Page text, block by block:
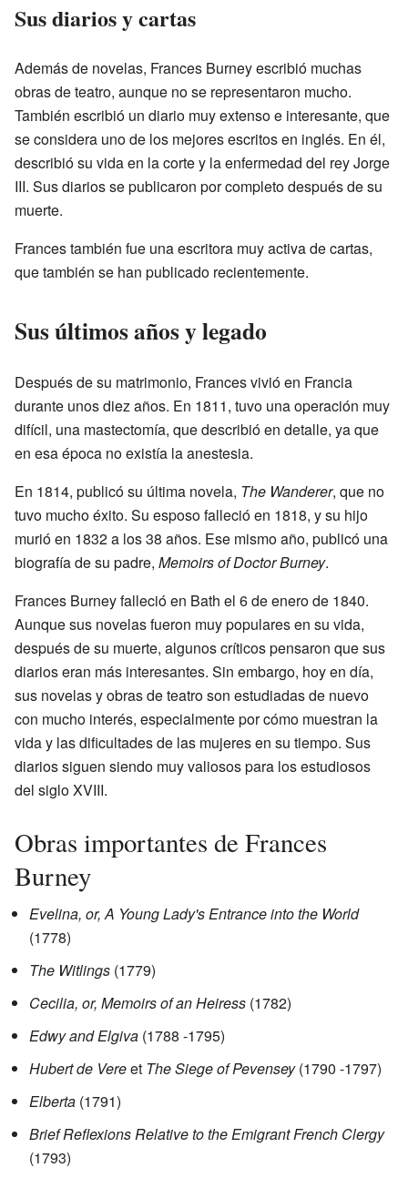
Sus diarios y cartas
Además de novelas, Frances Burney escribió muchas
obras de teatro, aunque no se representaron mucho.
También escribió un diario muy extenso e interesante, que
se considera uno de los mejores escritos en inglés. En él,
describió su vida en la corte y la enfermedad del rey Jorge
III. Sus diarios se publicaron por completo después de su
muerte.
Frances también fue una escritora muy activa de cartas,
que también se han publicado recientemente.
Sus últimos años y legado
Después de su matrimonio, Frances vivió en Francia
durante unos diez años. En 1811, tuvo una operación muy
difícil, una mastectomía, que describió en detalle, ya que
en esa época no existía la anestesia.
En 1814, publicó su última novela, The Wanderer, que no
tuvo mucho éxito. Su esposo falleció en 1818, y su hijo
murió en 1832 a los 38 años. Ese mismo año, publicó una
biografía de su padre, Memoirs of Doctor Burney.
Frances Burney falleció en Bath el 6 de enero de 1840.
Aunque sus novelas fueron muy populares en su vida,
después de su muerte, algunos críticos pensaron que sus
diarios eran más interesantes. Sin embargo, hoy en día,
sus novelas y obras de teatro son estudiadas de nuevo
con mucho interés, especialmente por cómo muestran la
vida y las dificultades de las mujeres en su tiempo. Sus
diarios siguen siendo muy valiosos para los estudiosos
del siglo XVIII.
Obras importantes de Frances
Burney
Evelina, or, A Young Lady's Entrance into the World
(1778)
The Witlings (1779)
Cecilia, or, Memoirs of an Heiress (1782)
Edwy and Elgiva (1788 -1795)
Hubert de Vereet The Siege of Pevensey(1790 -1797)
Elberta (1791)
Brief Reflexions Relative to the Emigrant French Clergy
(1793)